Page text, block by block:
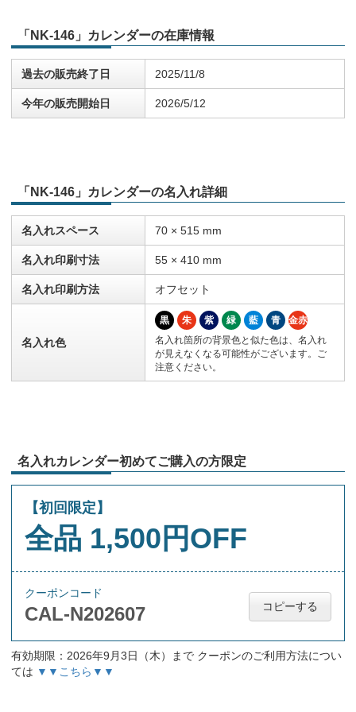
「NK-146」カレンダーの在庫情報
過去の販売終了日 2025/11/8
今年の販売開始日 2026/5/12
「NK-146」カレンダーの名入れ詳細
名入れスペース 70 × 515 mm
名入れ印刷寸法 55 × 410 mm
名入れ印刷方法 オフセット
名入れ色
黒 朱 紫 緑 藍 青
金赤
名入れ箇所の背景色と似た色は、名入れ
が見えなくなる可能性がございます。ご
注意ください。
名入れカレンダー初めてご購入の方限定
【初回限定】
全品 1,500円OFF
クーポンコード
CAL-N202607 コピーする
有効期限：2026年9月3日（木）まで クーポンのご利用方法につい
ては ▼▼こちら▼▼